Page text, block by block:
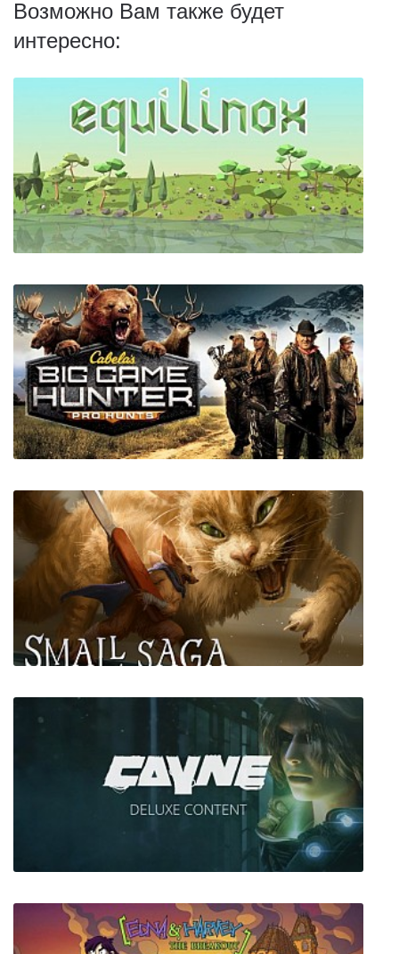
Возможно Вам также будет
интересно:
Equilinox
Cabela's Big Game Hunter: Pro Hunts
Small Saga